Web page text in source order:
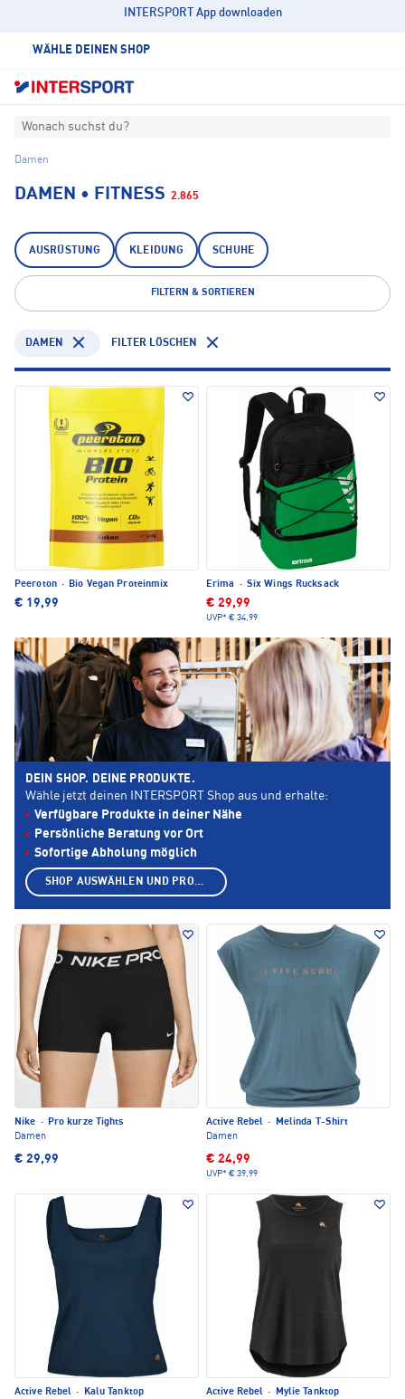
INTERSPORT App downloaden
WÄHLE DEINEN SHOP
Wonach suchst du?
Damen
DAMEN • FITNESS 2.865
AUSRÜSTUNG KLEIDUNG SCHUHE
FILTERN & SORTIEREN
DAMEN FILTER LÖSCHEN
Peeroton · Bio Vegan Proteinmix
€ 19,99
Erima · Six Wings Rucksack
€ 29,99
UVP* € 34,99
Nike · Pro kurze Tights
Damen
€ 29,99
Active Rebel ·
Melinda T-Shirt
Damen
€ 24,99
UVP* € 39,99
Active Rebel ·
Kalu Tanktop
Active Rebel ·
Mylie Tanktop
DEIN SHOP. DEINE PRODUKTE.
Wähle jetzt deinen INTERSPORT Shop aus und erhalte:
Verfügbare Produkte in deiner Nähe
Persönliche Beratung vor Ort
Sofortige Abholung möglich
SHOP AUSWÄHLEN UND PRODUKTE ANZEIGEN